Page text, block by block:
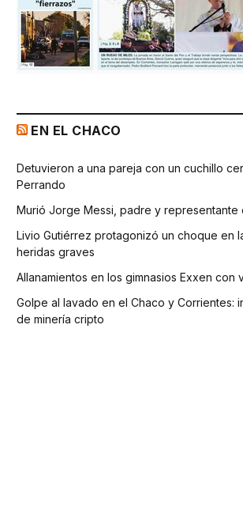
EN EL CHACO
Detuvieron a una pareja con un cuchillo
Perrando
Murió Jorge Messi, padre y representante
Livio Gutiérrez protagonizó un choque en
heridas graves
Allanamientos en los gimnasios Exxen con
Golpe al lavado en el Chaco y Corrientes:
de minería cripto